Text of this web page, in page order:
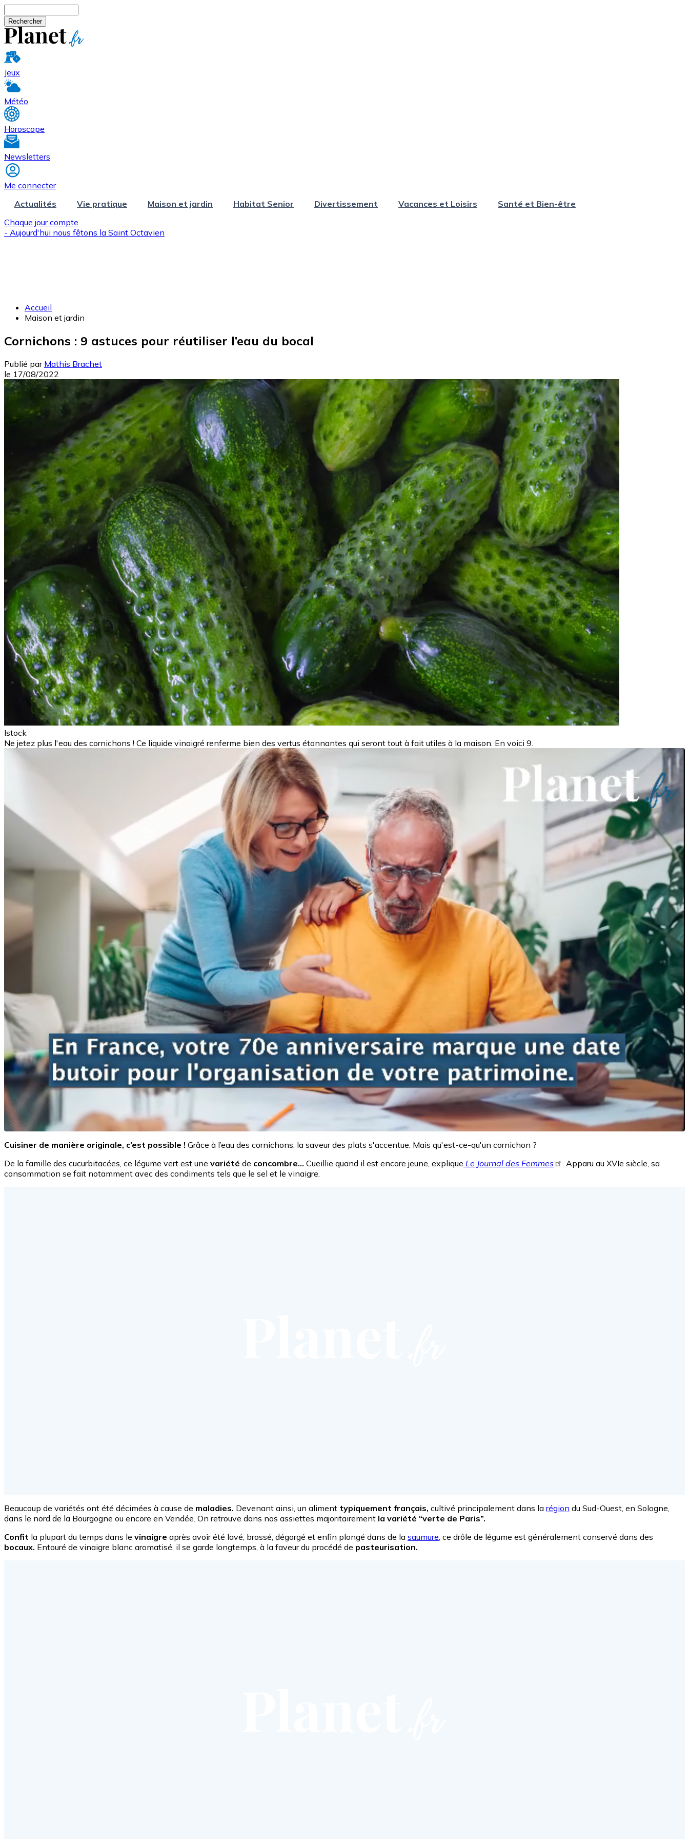
Jeux
Météo
Horoscope
Newsletters
Me connecter
Actualités
Vie pratique Maison et jardin Habitat Senior Divertissement Vacances et Loisirs
Santé et Bien-être
Chaque jour compte
- Aujourd'hui nous fêtons la Saint Octavien
Accueil
Maison et jardin
Cornichons : 9 astuces pour réutiliser l’eau du bocal
Publié par Mathis Brachet
le 17/08/2022
Istock
Ne jetez plus l'eau des cornichons ! Ce liquide vinaigré renferme bien des vertus étonnantes qui seront tout à fait utiles à la maison. En voici 9.
Cuisiner de manière originale, c’est possible ! Grâce à l’eau des cornichons, la saveur des plats s'accentue. Mais qu'est-ce-qu'un cornichon ?
De la famille des cucurbitacées, ce légume vert est une variété de concombre… Cueillie quand il est encore jeune, explique Le Journal des Femmes
. Apparu au XVIe siècle, sa
consommation se fait notamment avec des condiments tels que le sel et le vinaigre.
Beaucoup de variétés ont été décimées à cause de maladies. Devenant ainsi, un aliment typiquement français, cultivé principalement dans la région du Sud-Ouest, en Sologne,
dans le nord de la Bourgogne ou encore en Vendée. On retrouve dans nos assiettes majoritairement la variété “verte de Paris”.
Confit la plupart du temps dans le vinaigre après avoir été lavé, brossé, dégorgé et enfin plongé dans de la saumure , ce drôle de légume est généralement conservé dans des
bocaux. Entouré de vinaigre blanc aromatisé, il se garde longtemps, à la faveur du procédé de pasteurisation.